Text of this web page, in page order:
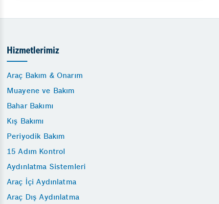
Hizmetlerimiz
Araç Bakım & Onarım
Muayene ve Bakım
Bahar Bakımı
Kış Bakımı
Periyodik Bakım
15 Adım Kontrol
Aydınlatma Sistemleri
Araç İçi Aydınlatma
Araç Dış Aydınlatma